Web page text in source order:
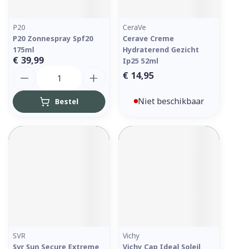
P20
P20 Zonnespray Spf20
175ml
€ 39,99
Bestel
CeraVe
Cerave Creme
Hydraterend Gezicht
Ip25 52ml
€ 14,95
Niet beschikbaar
SVR
Svr Sun Secure Extreme
Vichy
Vichy Cap Ideal Soleil